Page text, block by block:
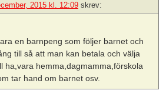
2015 kl. 12:09 skrev:
en barnpeng som följer barnet och
till så att man kan betala och välja
ha,vara hemma,dagmamma,förskola
tar hand om barnet osv.